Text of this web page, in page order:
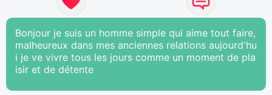
Bonjour je suis un homme simple qui aime tout faire,
malheureux dans mes anciennes relations aujourd'hu
i je ve vivre tous les jours comme un moment de pla
isir et de détente